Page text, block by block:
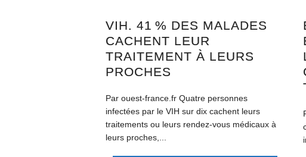
VIH. 41 % DES MALADES
CACHENT LEUR
TRAITEMENT À LEURS
PROCHES
Par ouest-france.fr Quatre personnes
infectées par le VIH sur dix cachent leurs
traitements ou leurs rendez-vous médicaux à
leurs proches,...